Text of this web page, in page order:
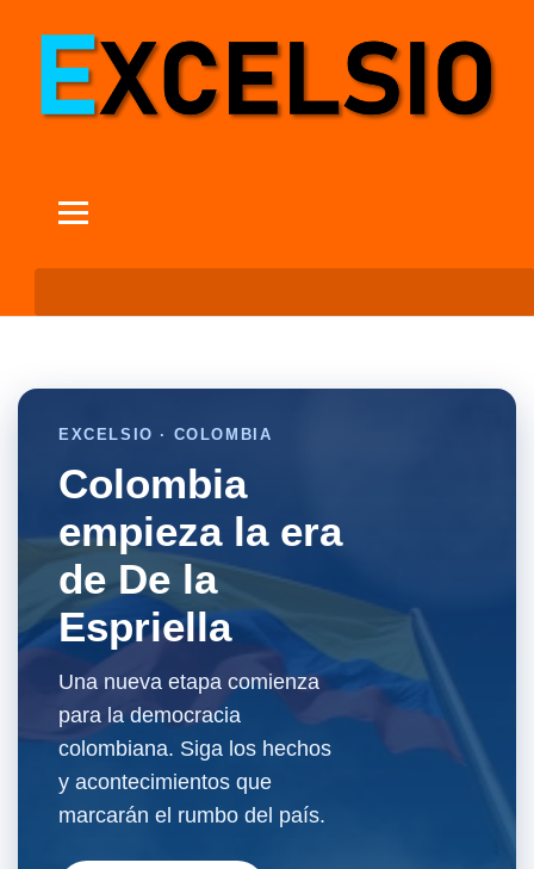
EXCELSIO · COLOMBIA
Colombia
empieza la era
de De la
Espriella
Una nueva etapa comienza
para la democracia
colombiana. Siga los hechos
y acontecimientos que
marcarán el rumbo del país.